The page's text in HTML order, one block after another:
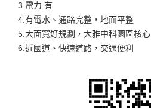
3.電力 有
4.有電水、通路完整，地面平整
5.大面寬好規劃，大雅中科園區核心.
6.近國道、快速道路，交通便利